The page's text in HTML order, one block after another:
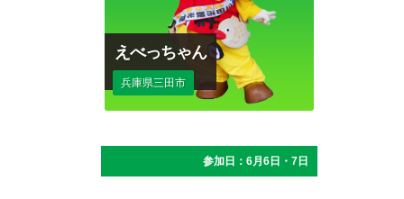
えべっちゃん
兵庫県三田市
参加日：6月6日・7日